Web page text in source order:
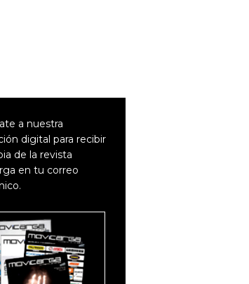
a nuestra
digital para recibir
de la revista
en tu correo